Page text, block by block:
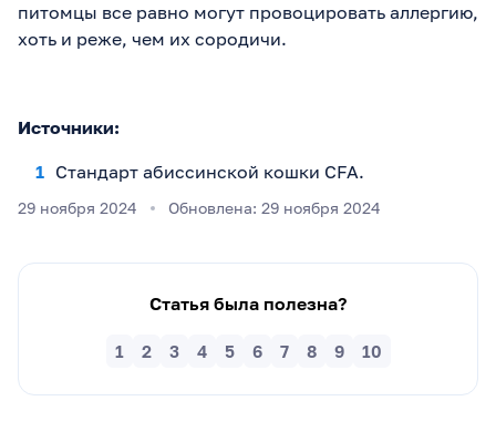
питомцы все равно могут провоцировать аллергию,
хоть и реже, чем их сородичи.
Источники:
Стандарт абиссинской кошки CFA.
29 ноября 2024 Обновлена: 29 ноября 2024
Статья была полезна?
10
9
8
7
6
5
4
3
2
1